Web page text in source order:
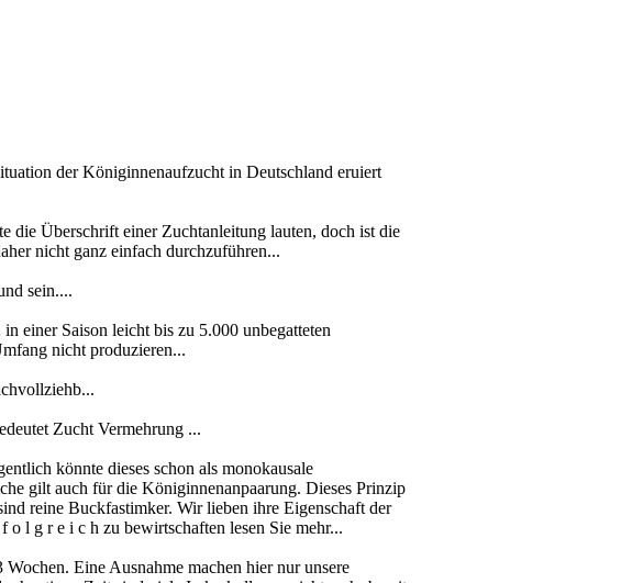
der Königinnenaufzucht in Deutschland eruiert
die Überschrift einer Zuchtanleitung lauten, doch ist die
nicht ganz einfach durchzuführen...
sein....
einer Saison leicht bis zu 5.000 unbegatteten
nicht produzieren...
Zucht Vermehrung ...
könnte dieses schon als monokausale
gilt auch für die Königinnenanpaarung. Dieses Prinzip
reine Buckfastimker. Wir lieben ihre Eigenschaft der
o l g r e i c h zu bewirtschaften lesen Sie mehr...
Eine Ausnahme machen hier nur unsere